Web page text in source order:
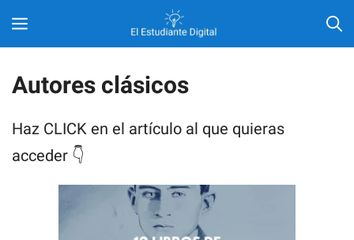
Saltar
MENÚ
Autores clásicos
Haz CLICK en el artículo al que quieras
acceder 👇